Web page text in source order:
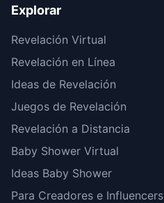
Explorar
Revelación Virtual
Revelación en Línea
Ideas de Revelación
Juegos de Revelación
Revelación a Distancia
Baby Shower Virtual
Ideas Baby Shower
Para Creadores e Influencers